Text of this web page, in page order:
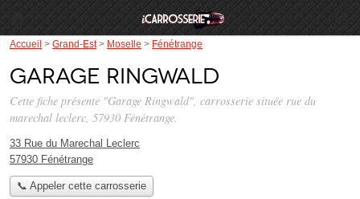
Accueil > Grand-Est> Moselle > Fénétrange
Garage Ringwald
Cette fiche présente "Garage Ringwald", carrosserie située rue du
marechal leclerc, 57930 Fénétrange.
33 Rue du Marechal Leclerc
57930 Fénétrange
📞 Appeler cette carrosserie